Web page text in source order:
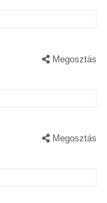
Megosztás
Megosztás